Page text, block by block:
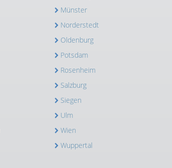
Münster
Norderstedt
Oldenburg
Potsdam
Rosenheim
Salzburg
Siegen
Ulm
Wien
Wuppertal